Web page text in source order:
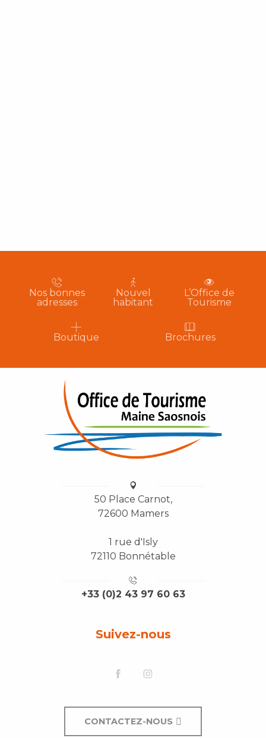
Nos bonnes
adresses
Nouvel
habitant
L’Office de
Tourisme
Boutique Brochures
50 Place Carnot,
72600 Mamers
1 rue d'Isly
72110 Bonnétable
+33 (0)2 43 97 60 63
Suivez-nous
CONTACTEZ-NOUS